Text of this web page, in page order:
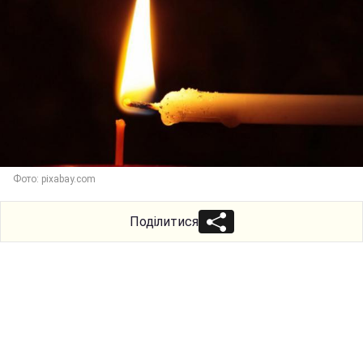
Фото: pixabay.com
Поділитися